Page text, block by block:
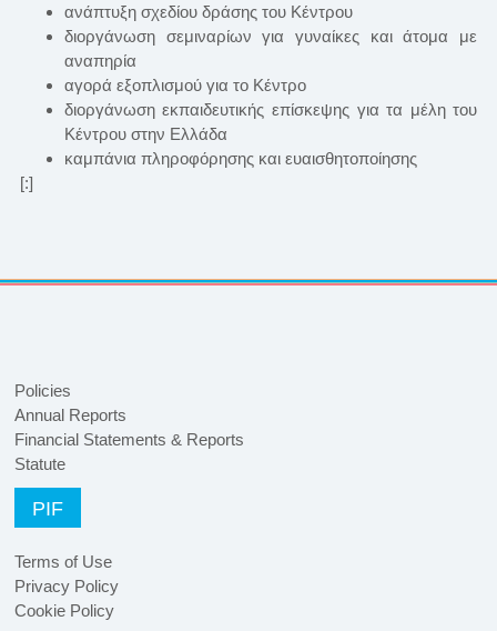
ανάπτυξη σχεδίου δράσης του Κέντρου
διοργάνωση σεμιναρίων για γυναίκες και άτομα με
αναπηρία
αγορά εξοπλισμού για το Κέντρο
διοργάνωση εκπαιδευτικής επίσκεψης για τα μέλη του
Κέντρου στην Ελλάδα
καμπάνια πληροφόρησης και ευαισθητοποίησης
[:]
Policies
Annual Reports
Financial Statements & Reports
Statute
PIF
Terms of Use
Privacy Policy
Cookie Policy